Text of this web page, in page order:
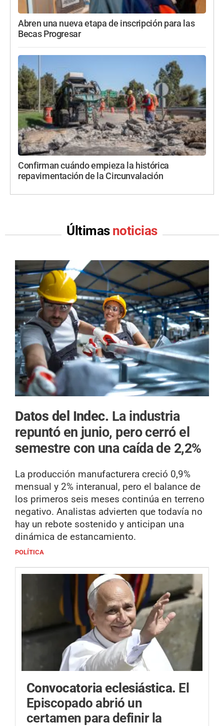
Abren una nueva etapa de inscripción para las
Becas Progresar
Confirman cuándo empieza la histórica
repavimentación de la Circunvalación
Últimas noticias
Datos del Indec. La industria
repuntó en junio, pero cerró el
semestre con una caída de 2,2%
La producción manufacturera creció 0,9%
mensual y 2% interanual, pero el balance de
los primeros seis meses continúa en terreno
negativo. Analistas advierten que todavía no
hay un rebote sostenido y anticipan una
dinámica de estancamiento.
POLÍTICA
Convocatoria eclesiástica. El
Episcopado abrió un
certamen para definir la